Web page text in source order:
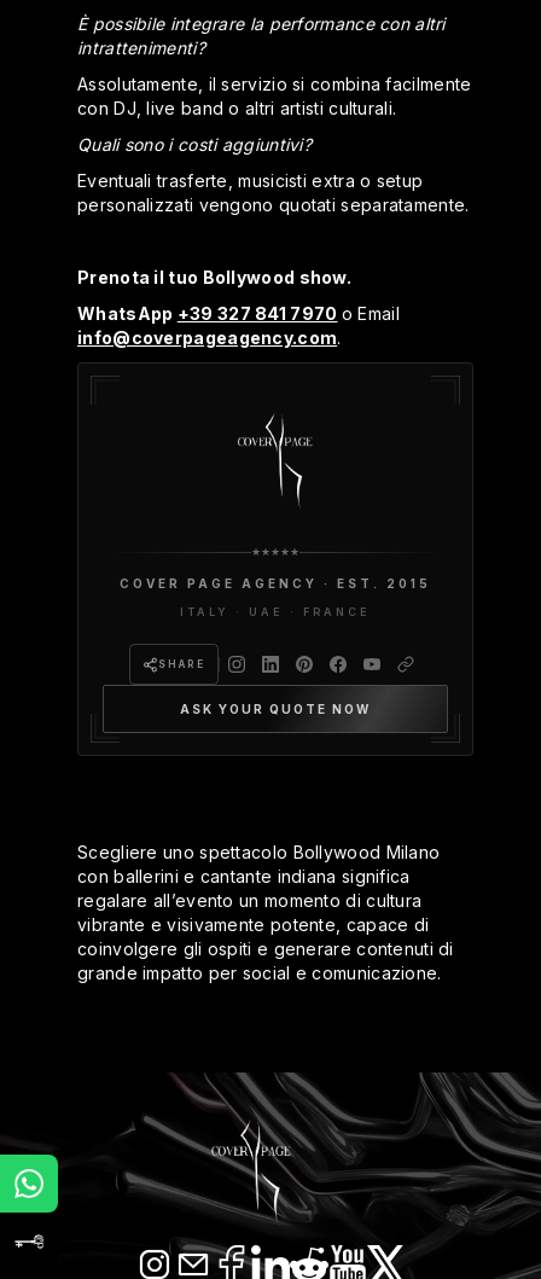
È possibile integrare la performance con altri
intrattenimenti?
Assolutamente, il servizio si combina facilmente
con DJ, live band o altri artisti culturali.
Quali sono i costi aggiuntivi?
Eventuali trasferte, musicisti extra o setup
personalizzati vengono quotati separatamente.
Prenota il tuo Bollywood show.
WhatsApp +39 327 841 7970 o Email
info@coverpageagency.com.
COVER PAGE AGENCY · EST. 2015
ITALY · UAE · FRANCE
SHARE
ASK YOUR QUOTE NOW
Scegliere uno spettacolo Bollywood Milano
con ballerini e cantante indiana significa
regalare all’evento un momento di cultura
vibrante e visivamente potente, capace di
coinvolgere gli ospiti e generare contenuti di
grande impatto per social e comunicazione.